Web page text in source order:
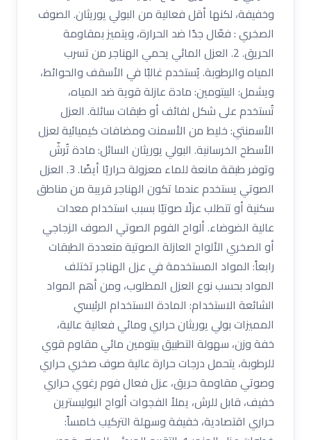
وخفيفة، لكنها أقل فعالية من البولي يوريثان. الصوف
الصخري : فعّال جدًا ضد الحرارة، ويتميز بمقاومة
الحريق. 2. العزل المائي يحمي الهناجر من تسرب
المياه والرطوبة. يُستخدم غالبًا في الأسقف والحوائط،
ويشمل: البيتومين: مادة عازلة قوية ضد المياه،
تُستخدم على شكل لفائف أو طبقات سائلة. العزل
الأسمنتي: خليط من الأسمنت ومضافات كيميائية لعزل
الأسطح الخرسانية. البولي يوريثان السائل: مادة تُرشّ
وتوفر طبقة مانعة للماء معزولة حراريًا أيضًا. 3. العزل
الصوتي يستخدم عندما تكون الهناجر قريبة من مناطق
سكنية أو تتطلب عزلًا صوتيًا بسبب استخدام معدات
عالية الضوضاء. ألواح الفوم الصوتي الصوف الزجاجي
أو الصخري الألواح العازلة الصوتية متعددة الطبقات
رابعاً: المواد المستخدمة في عزل الهناجر تختلف
المواد بحسب نوع العزل المطلوب، ومن أهم المواد
الشائعة الاستخدام: المادة الاستخدام الرئيسي
المميزات بولي يوريثان حراري ومائي فعالية عالية،
خفة وزن، سهولة التطبيق بيتومين مائي مقاوم قوي
للرطوبة، يتحمل درجات حرارة عالية صوف صخري حراري
وصوتي مقاومة حريق، عزل فعال فوم رغوي حراري
خفيف، قابل للرش، يملأ الفجوات ألواح البوليسترين
حراري اقتصادية، خفيفة وسهلة التركيب خامساً: